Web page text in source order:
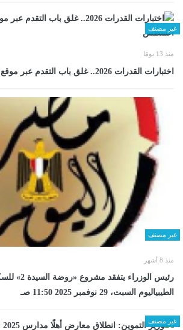
غير مصنف
منذ 13 يومًا
اختبارات القدرات 2026.. غلق باب التقدم عبر موقع التنسيق 6 أغسطس
غير مصنف
منذ 8 أشهر
رئيس الوزراء
الطيبياليوم السبت، 29 نوفمبر 2025 11:50 صـ
غير مصنف